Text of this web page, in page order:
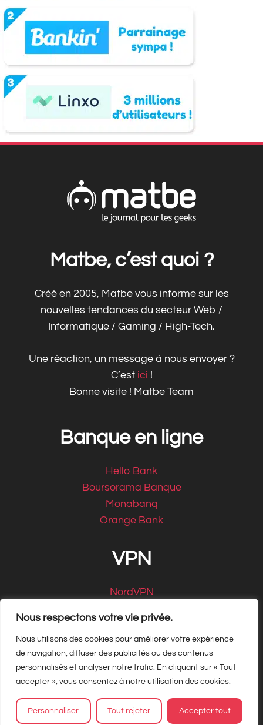
Nous respectons votre vie privée.
Nous utilisons des cookies pour améliorer votre expérience
de navigation, diffuser des publicités ou des contenus
personnalisés et analyser notre trafic. En cliquant sur « Tout
accepter », vous consentez à notre utilisation des cookies.
Personnaliser Tout rejeter Accepter tout
Matbe, c’est quoi ?
Créé en 2005, Matbe vous informe sur les
nouvelles tendances du secteur Web /
Informatique / Gaming / High-Tech.
Une réaction, un message à nous envoyer ?
C’est ici !
Bonne visite ! Matbe Team
Banque en ligne
Hello Bank
Boursorama Banque
Monabanq
Orange Bank
VPN
NordVPN
Copyright Matbe.com 2026, tous droits
réservés